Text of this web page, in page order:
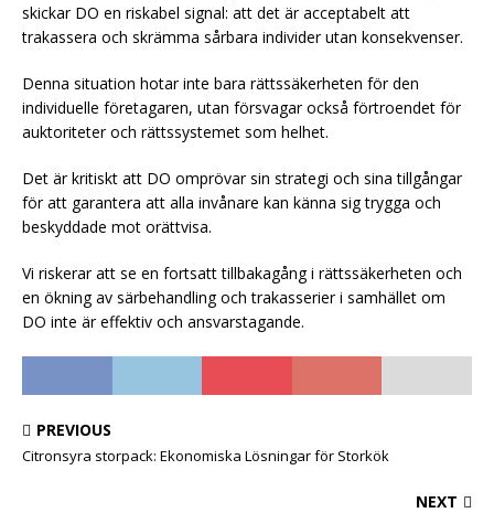
skickar DO en riskabel signal: att det är acceptabelt att
trakassera och skrämma sårbara individer utan konsekvenser.
Denna situation hotar inte bara rättssäkerheten för den
individuelle företagaren, utan försvagar också förtroendet för
auktoriteter och rättssystemet som helhet.
Det är kritiskt att DO omprövar sin strategi och sina tillgångar
för att garantera att alla invånare kan känna sig trygga och
beskyddade mot orättvisa.
Vi riskerar att se en fortsatt tillbakagång i rättssäkerheten och
en ökning av särbehandling och trakasserier i samhället om
DO inte är effektiv och ansvarstagande.
PREVIOUS
Citronsyra storpack: Ekonomiska Lösningar för Storkök
NEXT